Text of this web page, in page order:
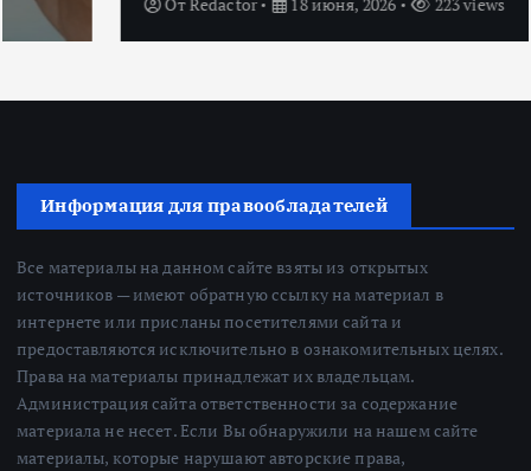
Информация для правообладателей
Все материалы на данном сайте взяты из открытых
источников — имеют обратную ссылку на материал в
интернете или присланы посетителями сайта и
предоставляются исключительно в ознакомительных целях.
Права на материалы принадлежат их владельцам.
Администрация сайта ответственности за содержание
материала не несет. Если Вы обнаружили на нашем сайте
материалы, которые нарушают авторские права,